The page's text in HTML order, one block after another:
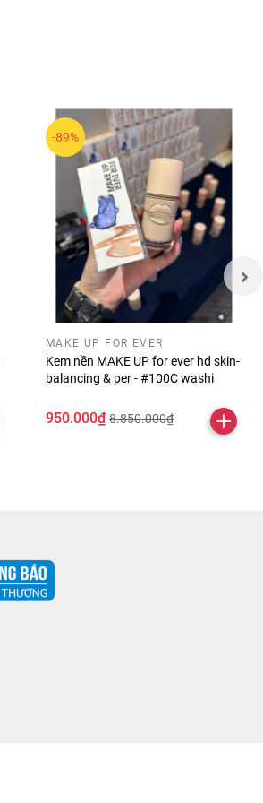
-89%
MAKE UP FOR EVER
Kem nền MAKE UP for ever hd skin-
balancing & per - #100C washi
950.000₫ 8.850.000₫